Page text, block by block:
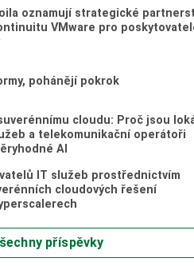
oznamují strategické
VMware pro
pohánějí pokrok
cloudu: Proč jsou
a telekomunikační operátoři
AI
IT služeb prostřednictvím
cloudových řešení
příspěvky